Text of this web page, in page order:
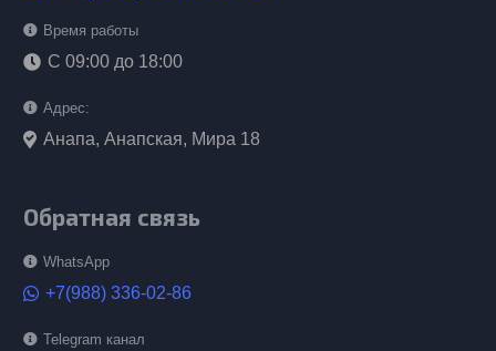
Время работы
С 09:00 до 18:00
Адрес:
Анапа, Анапская, Мира 18
Обратная связь
WhatsApp
+7(988) 336-02-86
Telegram канал